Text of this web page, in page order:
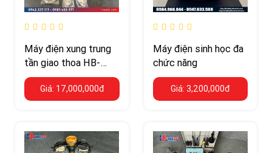
Máy điện xung trung
tần giao thoa HB-
ZP30 – 4 kênh điều
trị độc lập
Giá: 17,000,000đ
Máy điện sinh học đa
chức năng
Giá: 3,200,000đ